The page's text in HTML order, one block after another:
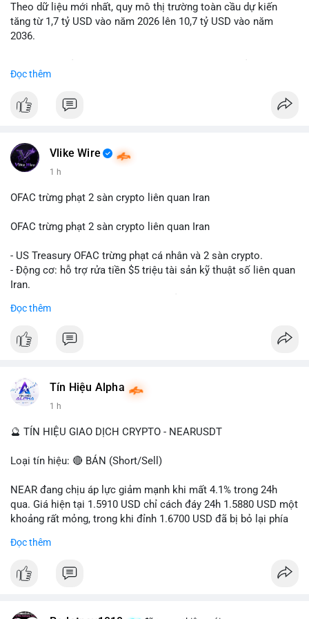
Lời khuyên: Nhà đầu tư nhỏ lẻ nên quan sát thêm 2-4 giờ sau
khi giao dịch được xác nhận, tránh hành động theo cảm xúc.
ưu tiên quản trị rủi ro trong giai đoạn biến động mạnh.
#btcmempool65k
Theo dữ liệu mới nhất, quy mô thị trường toàn cầu dự kiến
tăng từ 1,7 tỷ USD vào năm 2026 lên 10,7 tỷ USD vào năm
2036.
hàng năm (CAGR) ấn tượng lên tới 20,2%.
Điều gì đang thúc đẩy sự tăng trưởng vượt bậc này? Hãy cùng
Đọc thêm
Vlike Wire
1 h
OFAC trừng phạt 2 sàn crypto liên quan Iran
OFAC trừng phạt 2 sàn crypto liên quan Iran
- US Treasury OFAC trừng phạt cá nhân và 2 sàn crypto.
- Động cơ: hỗ trợ rửa tiền $5 triệu tài sản kỹ thuật số liên quan
Iran.
- Tác động: rủi ro cho thị trường crypto, tăng áp lực pháp lý.
#binancesquare
#vlikevn #titanbot
📰 Nguồn: Cointelegraph
Đọc thêm
Tín Hiệu Alpha
1 h
🔮 TÍN HIỆU GIAO DỊCH CRYPTO - NEARUSDT
Loại tín hiệu: 🔴 BÁN (Short/Sell)
NEAR đang chịu áp lực giảm mạnh khi mất 4.1% trong 24h
qua. Giá hiện tại 1.5910 USD chỉ cách đáy 24h 1.5880 USD một
khoảng rất mỏng, trong khi đỉnh 1.6700 USD đã bị bỏ lại phía
kiểm soát hoàn toàn. Khối lượng giao dịch 10.29 triệu NEAR
tiếp diễn.
Đọc thêm